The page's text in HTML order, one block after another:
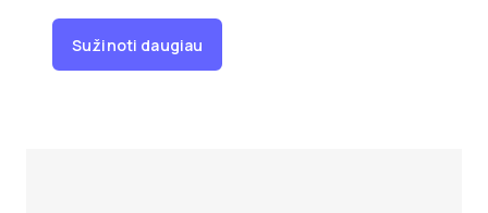
Sužinoti daugiau